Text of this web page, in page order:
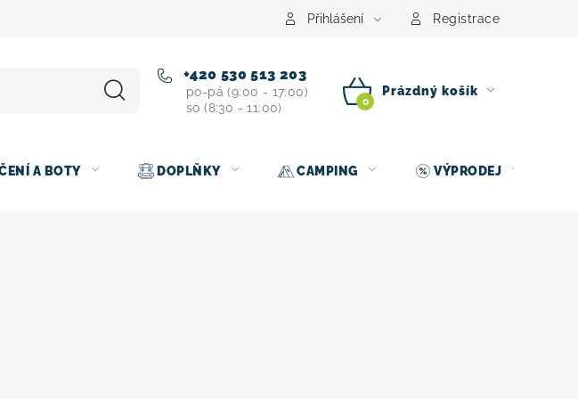
Půjčovna nosičů kol Kontakt
Přihlášení Registrace
+420 530 513 203
po-pá (9:00 - 17:00)
so (8:30 - 11:00)
NÁKUPNÍ
Prázdný košík
A BOTY DOPLŇKY CAMPING VÝPRODEJ